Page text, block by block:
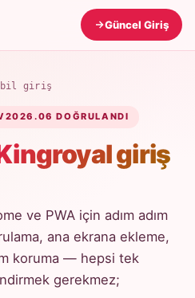
Güncel Giriş
giriş
DOĞRULANDI
giriş
ve PWA için adım adım
ana ekrana ekleme,
koruma — hepsi tek
gerekmez;